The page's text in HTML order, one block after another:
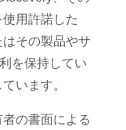
用許諾した
その製品やサ
を保持してい
います。
の書面による